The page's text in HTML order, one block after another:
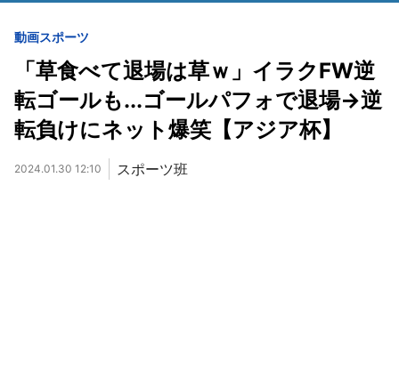
動画スポーツ
「草食べて退場は草ｗ」イラクFW逆
転ゴールも...ゴールパフォで退場→逆
転負けにネット爆笑【アジア杯】
2024.01.30 12:10 スポーツ班